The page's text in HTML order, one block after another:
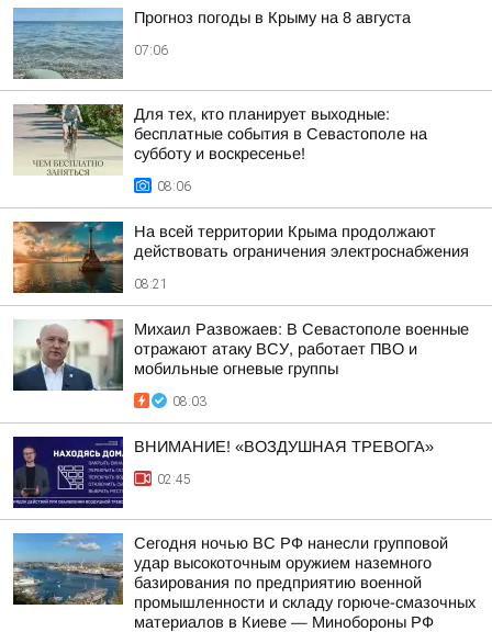
Прогноз погоды в Крыму на 8 августа
07:06
Для тех, кто планирует выходные:
бесплатные события в Севастополе на
субботу и воскресенье!
08:06
На всей территории Крыма продолжают
действовать ограничения электроснабжения
08:21
Михаил Развожаев: В Севастополе военные
отражают атаку ВСУ, работает ПВО и
мобильные огневые группы
08:03
ВНИМАНИЕ! «ВОЗДУШНАЯ ТРЕВОГА»
02:45
Сегодня ночью ВС РФ нанесли групповой
удар высокоточным оружием наземного
базирования по предприятию военной
промышленности и складу горюче-смазочных
материалов в Киеве — Минобороны РФ